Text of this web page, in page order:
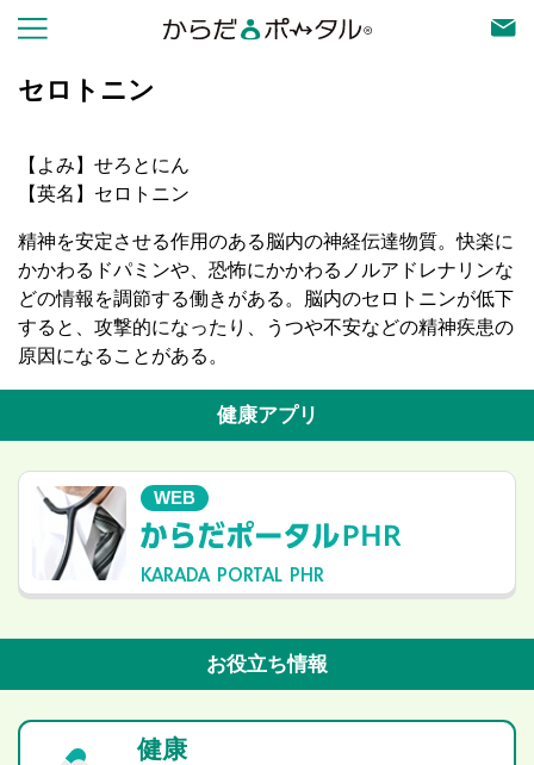
セロトニン
【よみ】せろとにん
【英名】セロトニン
精神を安定させる作用のある脳内の神経伝達物質。快楽に
かかわるドパミンや、恐怖にかかわるノルアドレナリンな
どの情報を調節する働きがある。脳内のセロトニンが低下
すると、攻撃的になったり、うつや不安などの精神疾患の
原因になることがある。
健康アプリ
WEB
KARADA PORTAL PHR
お役立ち情報
健康